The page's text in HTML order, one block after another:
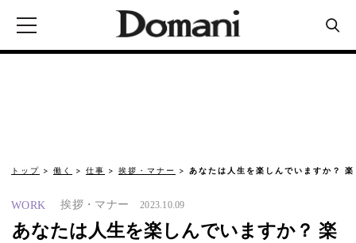
トップ 働く 仕事 挨拶・マナー あなたは人生を楽しんでいますか？
WORK 挨拶・マナー 2023.10.09
あなたは人生を楽しんでいますか？ 楽